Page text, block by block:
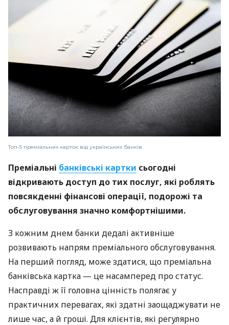
Топ-5 преміальних карток від українських банків
Преміальні банківські картки сьогодні
відкривають доступ до тих послуг, які роблять
повсякденні фінансові операції, подорожі та
обслуговування значно комфортнішими.
З кожним днем банки дедалі активніше
розвивають напрям преміального обслуговування.
На перший погляд, може здатися, що преміальна
банківська картка — це насамперед про статус.
Насправді ж її головна цінність полягає у
практичних перевагах, які здатні заощаджувати не
лише час, а й гроші. Для клієнтів, які регулярно